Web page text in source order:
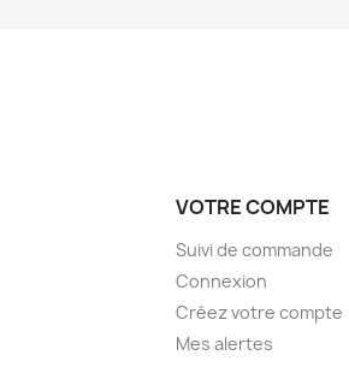
VOTRE COMPTE
Suivi de commande
Connexion
Créez votre compte
Mes alertes